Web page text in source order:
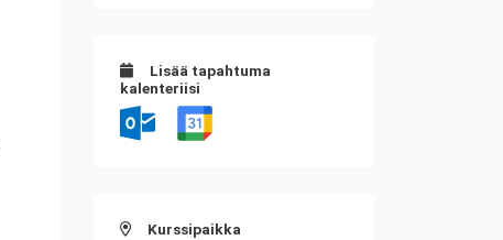
Lisää tapahtuma
kalenteriisi
Kurssipaikka